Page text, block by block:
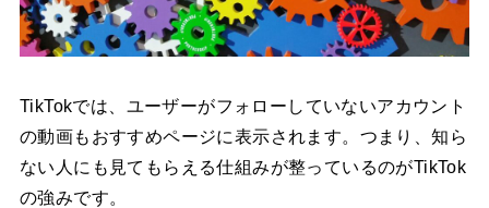
TikTokでは、ユーザーがフォローしていないアカウント
の動画もおすすめページに表示されます。つまり、知ら
ない人にも見てもらえる仕組みが整っているのがTikTok
の強みです。